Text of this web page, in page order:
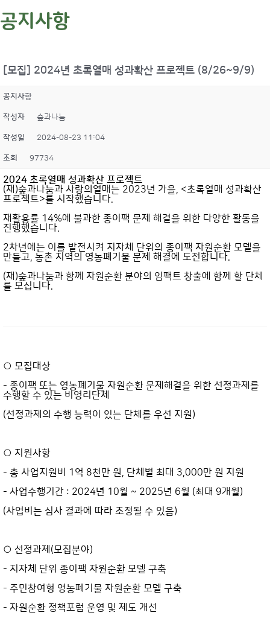
공지사항
[모집] 2024년 초록열매 성과확산 프로젝트 (8/26~9/9)
공지사항
작성자 숲과나눔
작성일 2024-08-23 11:04
조회 97734
2024 초록열매 성과확산 프로젝트
(재)숲과나눔과 사랑의열매는 2023년 가을, <초록열매 성과확산
프로젝트>를 시작했습니다.
재활용률 14%에 불과한 종이팩 문제 해결을 위한 다양한 활동을
진행했습니다.
2차년에는 이를 발전시켜 지자체 단위의 종이팩 자원순환 모델을
만들고, 농촌 지역의 영농폐기물 문제 해결에 도전합니다.
(재)숲과나눔과 함께 자원순환 분야의 임팩트 창출에 함께 할 단체
를 모십니다.
○ 모집대상
- 종이팩 또는 영농폐기물 자원순환 문제해결을 위한 선정과제를
수행할 수 있는 비영리단체
(선정과제의 수행 능력이 있는 단체를 우선 지원)
○ 지원사항
- 총 사업지원비 1억 8천만 원, 단체별 최대 3,000만 원 지원
- 사업수행기간 : 2024년 10월 ~ 2025년 6월 (최대 9개월)
(사업비는 심사 결과에 따라 조정될 수 있음)
○ 선정과제(모집분야)
- 지자체 단위 종이팩 자원순환 모델 구축
- 주민참여형 영농폐기물 자원순환 모델 구축
- 자원순환 정책포럼 운영 및 제도 개선